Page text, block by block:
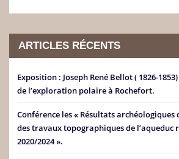
ARTICLES RÉCENTS
Exposition : Joseph René Bellot ( 1826-
de l’exploration polaire à Rochefort.
Conférence les « Résultats archéologiques
des travaux topographiques de l’aqueduc
2020/2024 ».